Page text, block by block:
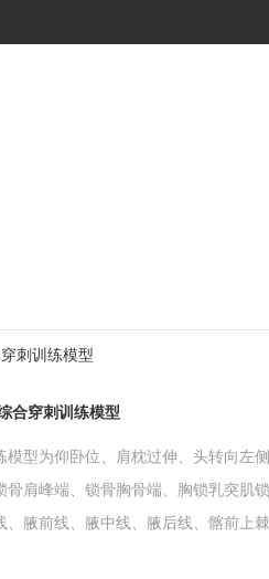
刺训练模型
合穿刺训练模型
模型为仰卧位、肩枕过伸、头转向左
骨肩峰端、锁骨胸骨端、胸锁乳突肌
、腋前线、腋中线、腋后线、髂前上